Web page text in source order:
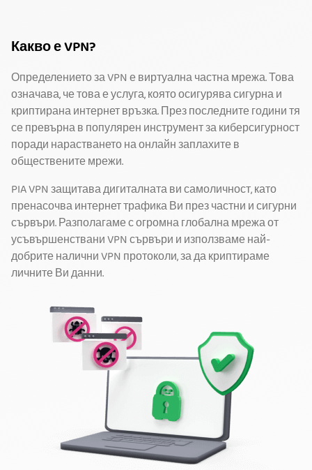
Какво е VPN?
Определението за VPN е виртуална частна мрежа. Това
означава, че това е услуга, която осигурява сигурна и
криптирана интернет връзка. През последните години тя
се превърна в популярен инструмент за киберсигурност
поради нарастването на онлайн заплахите в
обществените мрежи.
PIA VPN защитава дигиталната ви самоличност, като
пренасочва интернет трафика Ви през частни и сигурни
сървъри. Разполагаме с огромна глобална мрежа от
усъвършенствани VPN сървъри и използваме най-
добрите налични VPN протоколи, за да криптираме
личните Ви данни.